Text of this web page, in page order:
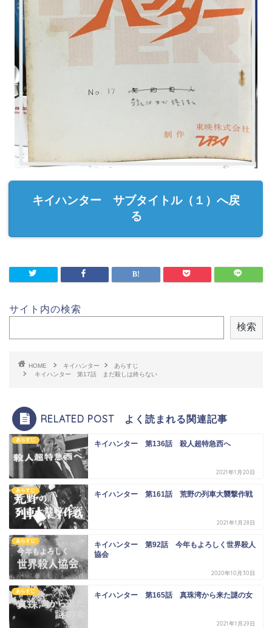
キイハンター サブタイトル（１）へ戻
る
サイト内の検索
検索
HOME キイハンター
あらすじ
キイハンター 第17話 まだ殺しは終らない
RELATED POST よく読まれる関連記事
あらすじ キイハンター 第136話 殺人超特急西へ
2021年1月20日
あらすじ キイハンター 第161話 荒野の列車大襲撃作戦
2021年1月28日
あらすじ
キイハンター 第92話 今年もよろしく世界殺人
協会
2020年10月30日
あらすじ キイハンター 第165話 真珠湾から来た謎の女
2021年1月29日